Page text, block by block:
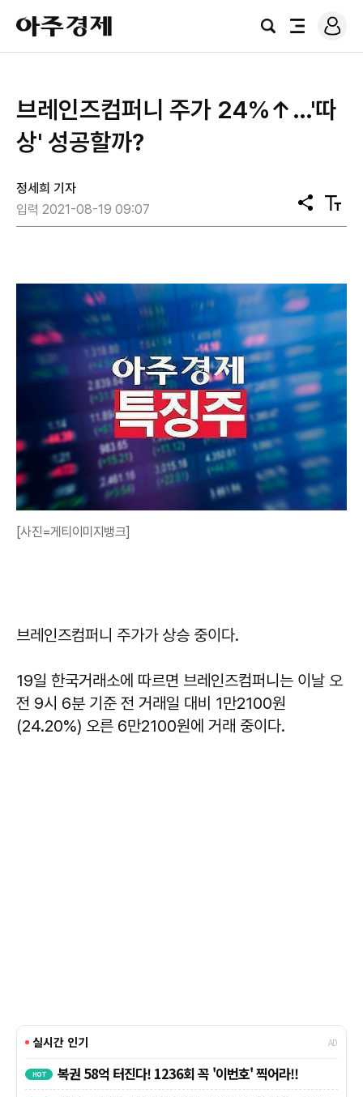
아
주
경
검
전
로
그
브레인즈컴퍼니 주가 24%↑…'따
상' 성공할까?
정세희 기자
입력 2021-08-19 09:07
공
유
텍
스
[사진=게티이미지뱅크]
브레인즈컴퍼니 주가가 상승 중이다.
19일 한국거래소에 따르면 브레인즈컴퍼니는 이날 오
전 9시 6분 기준 전 거래일 대비 1만2100원
(24.20%) 오른 6만2100원에 거래 중이다.